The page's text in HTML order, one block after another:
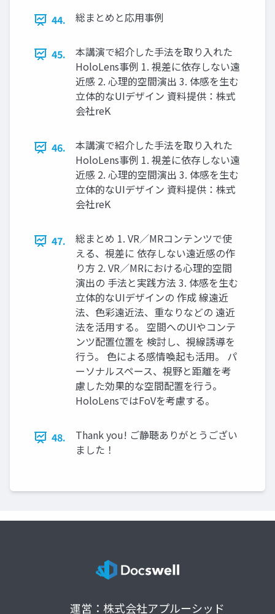
44. 総まとめと応用事例
45.
本講演で紹介した手法を取り入れた
HoloLens事例 1. 視差に依存しない遠
近感 2. 心理的空間演出 3. 体感を生む
立体的なUIデザイン 資料提供：株式
会社reK
46.
本講演で紹介した手法を取り入れた
HoloLens事例 1. 視差に依存しない遠
近感 2. 心理的空間演出 3. 体感を生む
立体的なUIデザイン 資料提供：株式
会社reK
47.
総まとめ 1. VR／MRコンテンツで使
える、視差に 依存しない遠近感の作
り方 2. VR／MRにおける心理的空間
演出の 手法と実践方法 3. 体感を生む
立体的なUIデザインの 作成 線遠近
法、色彩遠近法、重なりなどの 遠近
法を活用する。 空間へのUIやコンテ
ンツ配置位置を 検討し、視線誘導を
行う。 色による感情喚起も活用。 パ
ーソナルスペース、視野と距離を考
慮した効果的な空間配置を行う。
HoloLensではFoVを考慮する。
48.
Thank you! ご静聴ありがとうござい
ました！
運営：株式会社アプルーシッド